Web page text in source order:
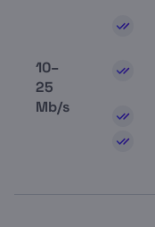
10–
25
Mb/s